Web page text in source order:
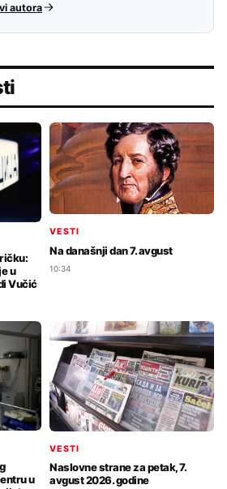
autora
u
Vučić
VESTI
Na današnji dan 7. avgust
10:34
u
VESTI
Naslovne strane za petak, 7.
avgust 2026. godine